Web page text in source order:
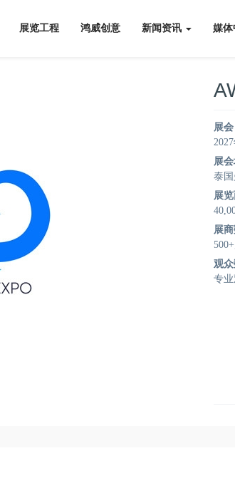
展览工程 鸿威创意 新闻资讯 媒
展
展
泰
展
展
观
专业